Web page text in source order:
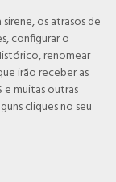
os atrasos de
configurar o
renomear
irão receber as
e muitas outras
cliques no seu